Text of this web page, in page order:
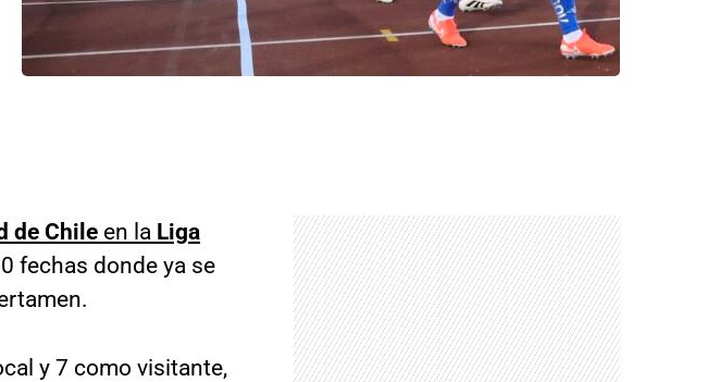
de Chile en la Liga
fechas donde ya se
y 7 como visitante,